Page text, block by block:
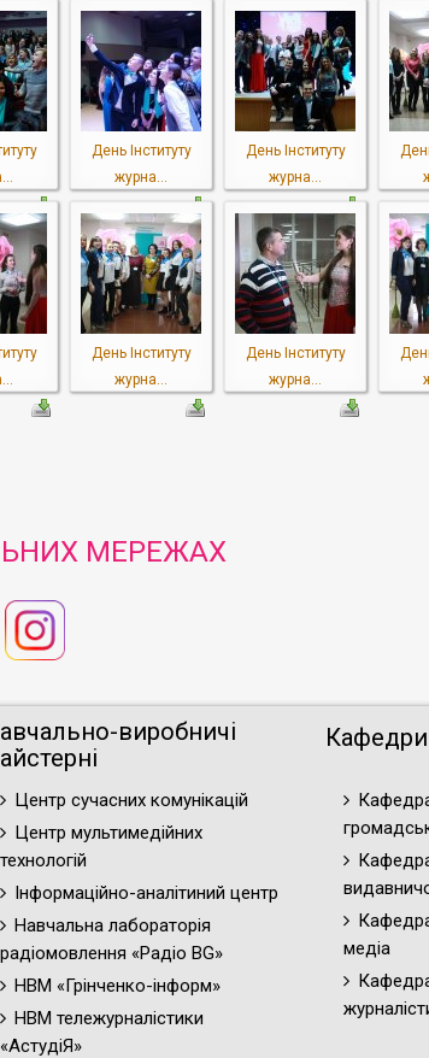
День Інституту
журна...
День Інституту
журна...
День Інституту
журна...
День Інституту
журна...
МЕРЕЖАХ
виробничі
Центр сучасних комунікацій
Центр мультимедійних
технологій
Інформаційно-аналітиний центр
Навчальна лабораторія
радіомовлення «Радіо BG»
НВМ «Грінченко-інформ»
НВМ тележурналістики
«АстудіЯ»
Кафедри
медіа